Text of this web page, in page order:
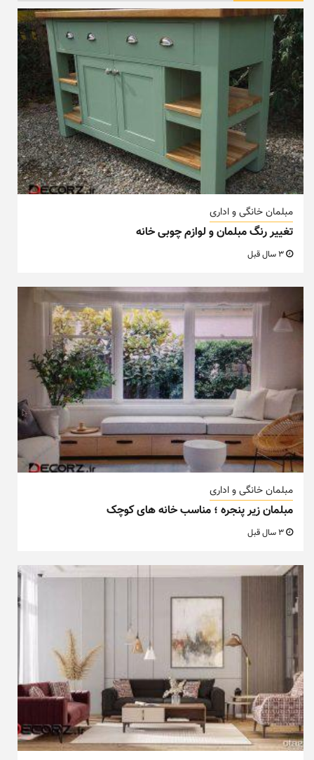
مبلمان خانگی و اداری
تغییر رنگ مبلمان و لوازم چوبی خانه
مبلمان خانگی و اداری
مبلمان زیر پنجره ؛ مناسب خانه های کوچک